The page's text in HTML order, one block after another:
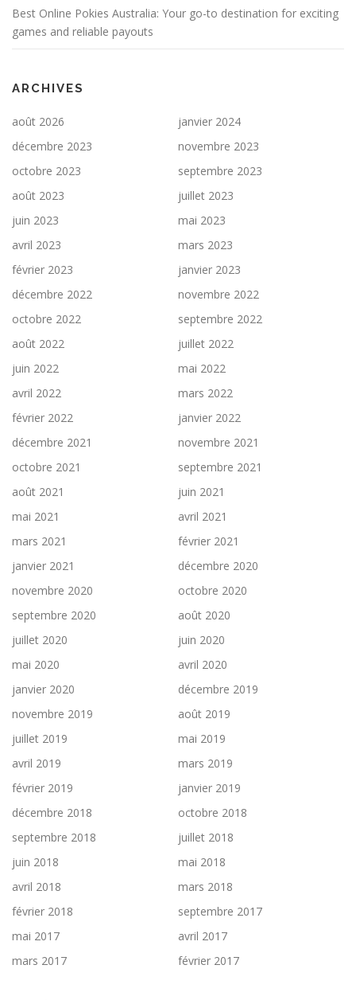
Best Online Pokies Australia: Your go-to destination for exciting
games and reliable payouts
ARCHIVES
août 2026
janvier 2024
décembre 2023
novembre 2023
octobre 2023
septembre 2023
août 2023
juillet 2023
juin 2023
mai 2023
avril 2023
mars 2023
février 2023
janvier 2023
décembre 2022
novembre 2022
octobre 2022
septembre 2022
août 2022
juillet 2022
juin 2022
mai 2022
avril 2022
mars 2022
février 2022
janvier 2022
décembre 2021
novembre 2021
octobre 2021
septembre 2021
août 2021
juin 2021
mai 2021
avril 2021
mars 2021
février 2021
janvier 2021
décembre 2020
novembre 2020
octobre 2020
septembre 2020
août 2020
juillet 2020
juin 2020
mai 2020
avril 2020
janvier 2020
décembre 2019
novembre 2019
août 2019
juillet 2019
mai 2019
avril 2019
mars 2019
février 2019
janvier 2019
décembre 2018
octobre 2018
septembre 2018
juillet 2018
juin 2018
mai 2018
avril 2018
mars 2018
février 2018
septembre 2017
mai 2017
avril 2017
mars 2017
février 2017